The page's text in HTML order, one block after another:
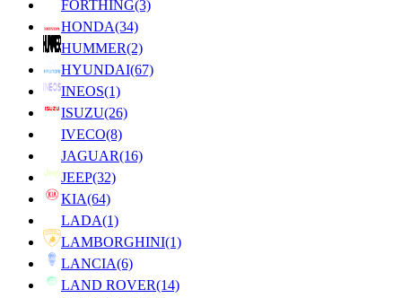
FORTHING(3)
HONDA(34)
HUMMER(2)
HYUNDAI(67)
INEOS(1)
ISUZU(26)
IVECO(8)
JAGUAR(16)
JEEP(32)
KIA(64)
LADA(1)
LAMBORGHINI(1)
LANCIA(6)
LAND ROVER(14)